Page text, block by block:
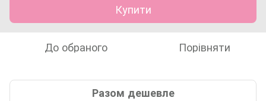
Купити
До обраного Порівняти
Разом дешевле